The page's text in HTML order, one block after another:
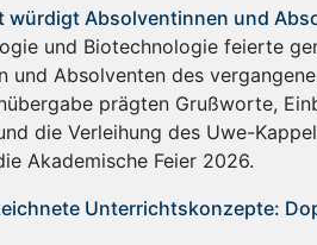
würdigt Absolventinnen und
und Biotechnologie feierte
und Absolventen des
prägten Grußworte,
die Verleihung des Uwe-
Akademische Feier 2026.
Unterrichtskonzepte: